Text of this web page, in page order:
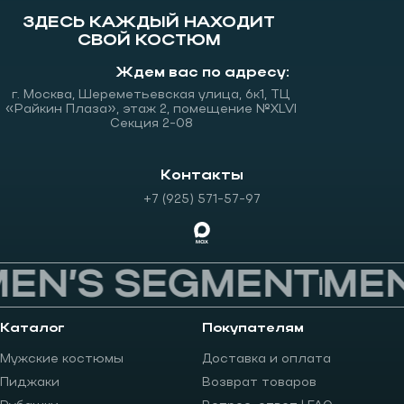
ЗДЕСЬ КАЖДЫЙ НАХОДИТ
СВОЙ КОСТЮМ
Ждем вас по адресу:
г. Москва, Шереметьевская улица, 6к1, ТЦ
«Райкин Плаза», этаж 2, помещение №XLVI
Секция 2-08
Контакты
+7 (925) 571-57-97
SEGMENT
Каталог
Мужские костюмы
Пиджаки
Покупателям
Доставка и оплата
Возврат товаров